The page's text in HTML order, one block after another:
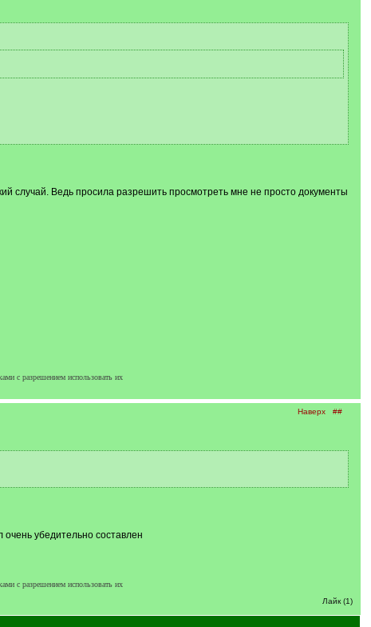
случай. Ведь просила разрешить просмотреть мне не просто документы
с разрешением использовать их
Наверх ##
убедительно составлен
с разрешением использовать их
Лайк (1)